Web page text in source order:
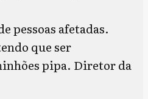
pessoas afetadas.
que ser
pipa. Diretor da